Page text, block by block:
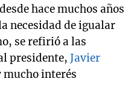
hace muchos años
necesidad de igualar
se refirió a las
presidente, Javier
interés